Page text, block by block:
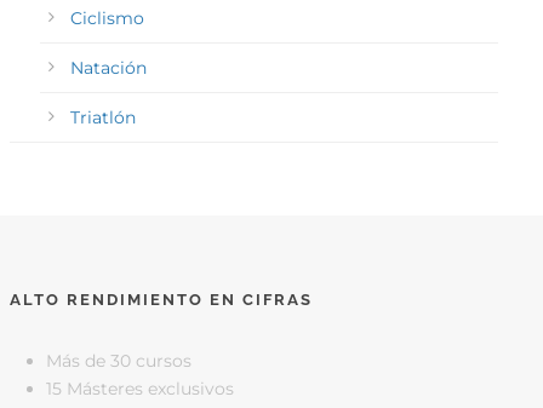
Ciclismo
Natación
Triatlón
ALTO RENDIMIENTO EN CIFRAS
Más de 30 cursos
15 Másteres exclusivos